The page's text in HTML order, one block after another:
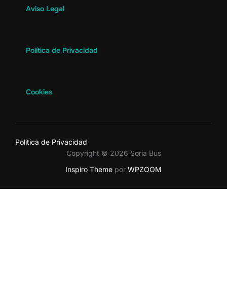
Aviso Legal
Política de Privacidad
Cookies
Politica de Privacidad
Copyright © 2026 Soria Bus
Inspiro Theme por WPZOOM